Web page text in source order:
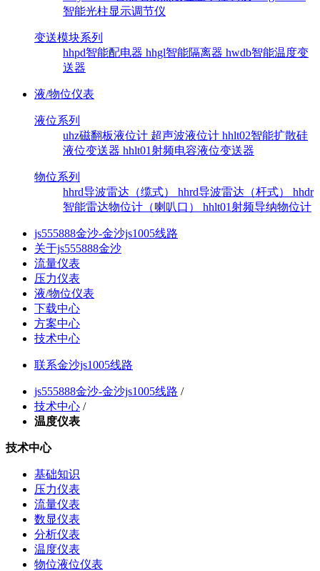
智能光柱显示调节仪
变送模块系列
hhpd智能配电器 hhgl智能隔离器 hwdb智能温度变
送器
液/物位仪表
液位系列
uhz磁翻板液位计 超声波液位计 hhlt02智能扩散硅
液位变送器 hhlt01射频电容液位变送器
物位系列
hhrd导波雷达（缆式） hhrd导波雷达（杆式） hhdr
智能雷达物位计（喇叭口） hhlt01射频导纳物位计
js555888金沙-金沙js1005线路
关于js555888金沙
流量仪表
压力仪表
液/物位仪表
下载中心
方案中心
技术中心
联系金沙js1005线路
js555888金沙-金沙js1005线路 /
技术中心 /
温度仪表
技术中心
基础知识
压力仪表
流量仪表
数显仪表
分析仪表
温度仪表
物位液位仪表